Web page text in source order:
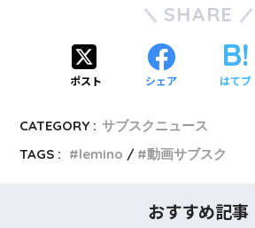
SHARE
ポスト シェア はてブ
CATEGORY : サブスクニュース
TAGS :
lemino 動画サブスク
おすすめ記事